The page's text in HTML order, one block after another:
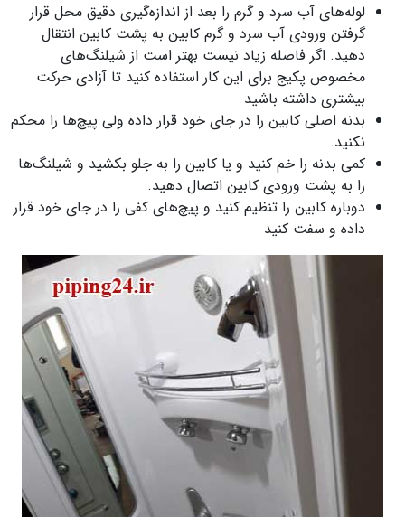
لوله‌های آب سرد و گرم را بعد از اندازه‌گیری دقیق محل قرار
گرفتن ورودی آب سرد و گرم کابین به پشت کابین انتقال
دهید. اگر فاصله زیاد نیست بهتر است از شیلنگ‌های
مخصوص پکیج برای این کار استفاده کنید تا آزادی حرکت
بیشتری داشته باشید
بدنه اصلی کابین را در جای خود قرار داده ولی پیچ‌ها را محکم
نکنید.
کمی بدنه را خم کنید و یا کابین را به جلو بکشید و شیلنگ‌ها
را به پشت ورودی کابین اتصال دهید.
دوباره کابین را تنظیم کنید و پیچ‌های کفی را در جای خود قرار
داده و سفت کنید